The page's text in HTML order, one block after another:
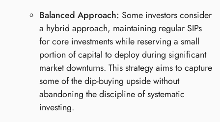
Balanced Approach: Some investors consider
a hybrid approach, maintaining regular SIPs
for core investments while reserving a small
portion of capital to deploy during significant
market downturns. This strategy aims to capture
some of the dip-buying upside without
abandoning the discipline of systematic
investing.